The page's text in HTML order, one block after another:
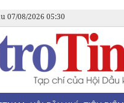
07/08/2026 05:30